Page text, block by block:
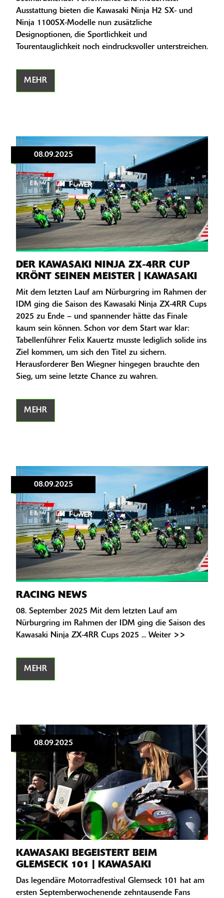
Ausstattung bieten die Kawasaki Ninja H2 SX- und
Ninja 1100SX-Modelle nun zusätzliche
Designoptionen, die Sportlichkeit und
Tourentauglichkeit noch eindrucksvoller unterstreichen.
MEHR
08.09.2025
DER KAWASAKI NINJA ZX-4RR CUP
KRÖNT SEINEN MEISTER | KAWASAKI
Mit dem letzten Lauf am Nürburgring im Rahmen der
IDM ging die Saison des Kawasaki Ninja ZX-4RR Cups
2025 zu Ende – und spannender hätte das Finale
kaum sein können. Schon vor dem Start war klar:
Tabellenführer Felix Kauertz musste lediglich solide ins
Ziel kommen, um sich den Titel zu sichern.
Herausforderer Ben Wiegner hingegen brauchte den
Sieg, um seine letzte Chance zu wahren.
MEHR
08.09.2025
RACING NEWS
08. September 2025 Mit dem letzten Lauf am
Nürburgring im Rahmen der IDM ging die Saison des
Kawasaki Ninja ZX-4RR Cups 2025 ... Weiter >>
MEHR
08.09.2025
KAWASAKI BEGEISTERT BEIM
GLEMSECK 101 | KAWASAKI
Das legendäre Motorradfestival Glemseck 101 hat am
ersten Septemberwochenende zehntausende Fans